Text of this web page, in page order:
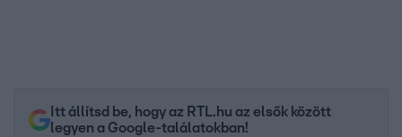
Itt állítsd be, hogy az RTL.hu az elsők között
legyen a Google-találatokban!